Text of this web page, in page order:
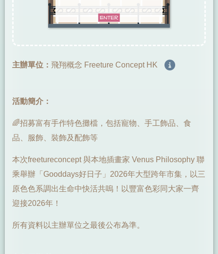
主辦單位： 飛翔概念 Freeture Concept HK
活動簡介：
🌈招募富有手作特色攤檔，包括寵物、手工飾品、食
品、服飾、裝飾及配飾等
本次freetureconcept 與本地插畫家 Venus Philosophy 聯
乘舉辦「Gooddays好日子」2026年大型跨年市集，以三
原色色系調出生命中快活共嗚！以豐富色彩同大家一齊
迎接2026年！
所有資料以主辦單位之最後公布為準。